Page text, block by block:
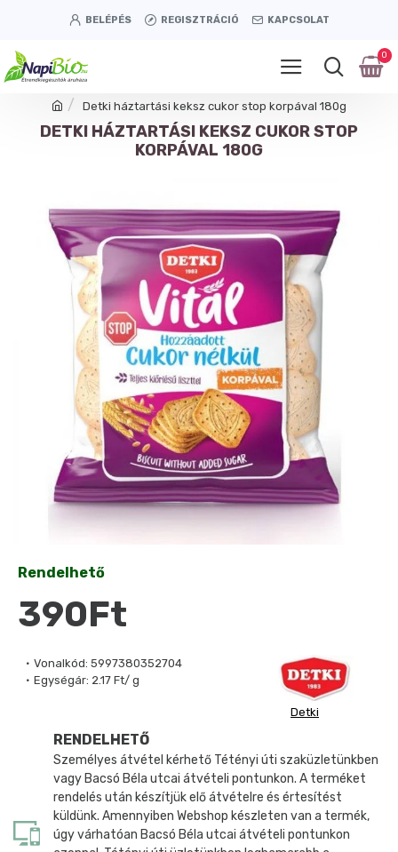
BELÉPÉS REGISZTRÁCIÓ KAPCSOLAT
0
Detki háztartási keksz cukor stop korpával 180g
DETKI HÁZTARTÁSI KEKSZ CUKOR STOP
KORPÁVAL 180G
Vonalkód: 5997380352704
Egységár: 2.17 Ft/ g
Detki
Rendelhető
390Ft
RENDELHETŐ
Személyes átvétel kérhető Tétényi úti szaküzletünkben
vagy Bacsó Béla utcai átvételi pontunkon. A terméket
rendelés után készítjük elő átvételre és értesítést
küldünk. Amennyiben Webshop készleten van a termék,
úgy várhatóan Bacsó Béla utcai átvételi pontunkon